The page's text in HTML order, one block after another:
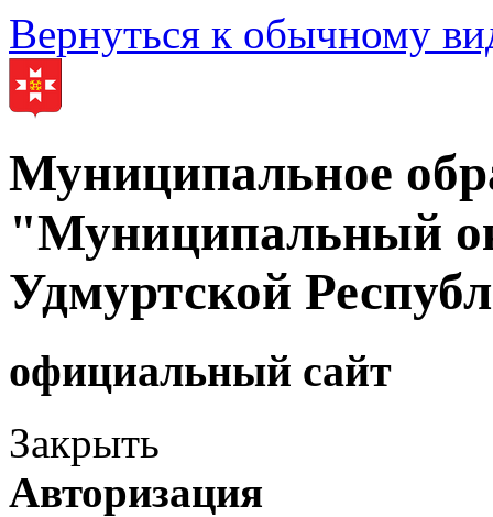
Вернуться к обычному
Муниципальное
"Муниципальный
Удмуртской
официальный сайт
Закрыть
Авторизация